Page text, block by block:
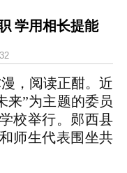
学用相长提能
，阅读正酣。近
来”为主题的委员
校举行。郧西县
师生代表围坐共